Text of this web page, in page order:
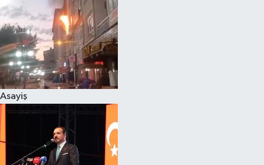
Asayiş
Eğitim
Hava Durumu
Kadın
Kim kimdir?
Kültür Sanat